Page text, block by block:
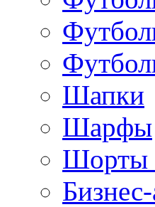
Шапки
Шарфы
Шорты